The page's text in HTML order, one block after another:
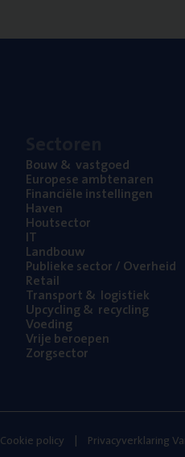
Bouw& vastgoed
Euro­pe­se ambtenaren
Finan­ci­ë­le instellingen
Haven
Hout­sec­tor
IT
Land­bouw
Publie­ke sec­tor / Overheid
Retail
Trans­port& logistiek
Upcy­cling& recycling
Voe­ding
Vrije beroe­pen
Zorg­sec­tor
Cookie policy Privacyverklaring